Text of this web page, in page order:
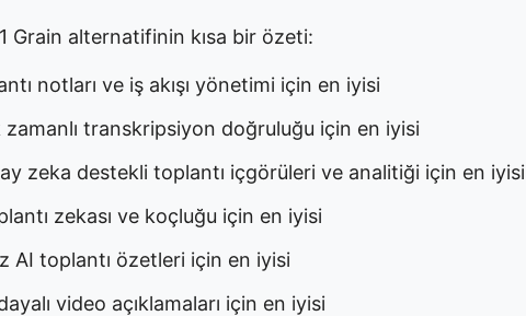
Grain alternatifinin kısa bir özeti:
notları ve iş akışı yönetimi için en iyisi
zamanlı transkripsiyon doğruluğu için en iyisi
zeka destekli toplantı içgörüleri ve analitiği için en iyisi
zekası ve koçluğu için en iyisi
AI toplantı özetleri için en iyisi
video açıklamaları için en iyisi